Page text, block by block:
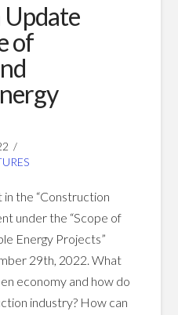
of
in the “Construction
under the “Scope of
Energy Projects”
29th, 2022. What
economy and how do
industry? How can